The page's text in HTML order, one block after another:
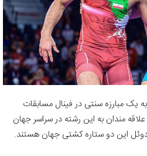
یک مبارزه سنتی در فینال مسابقات
مندان به این رشته در سراسر جهان
این دو ستاره کشتی جهان هستند.